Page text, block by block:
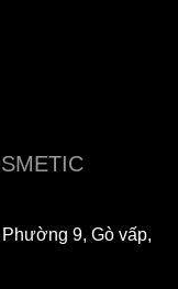
9, Gò vấp,